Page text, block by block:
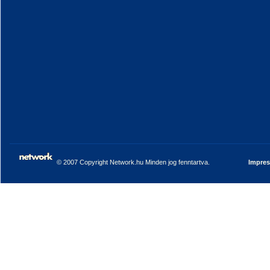
© 2007 Copyright Network.hu Minden jog fenntartva.